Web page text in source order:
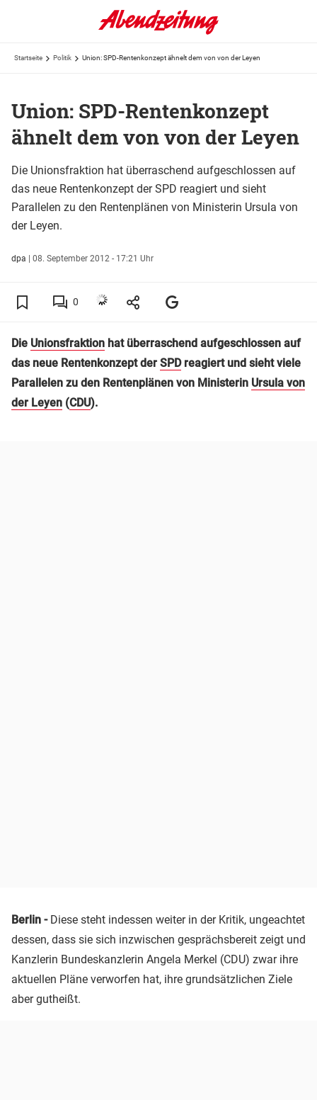
Startseite Politik Union: SPD-Rentenkonzept ähnelt dem von von der Leyen
Union: SPD-Rentenkonzept
ähnelt dem von von der Leyen
Die Unionsfraktion hat überraschend aufgeschlossen auf
das neue Rentenkonzept der SPD reagiert und sieht
Parallelen zu den Rentenplänen von Ministerin Ursula von
der Leyen.
dpa | 08. September 2012 - 17:21 Uhr
0
Die Unionsfraktion hat überraschend aufgeschlossen auf
das neue Rentenkonzept der SPDreagiert und sieht viele
Parallelen zu den Rentenplänen von Ministerin Ursula von
der Leyen (CDU).
Berlin - Diese steht indessen weiter in der Kritik, ungeachtet
dessen, dass sie sich inzwischen gesprächsbereit zeigt und
Kanzlerin Bundeskanzlerin Angela Merkel (CDU) zwar ihre
aktuellen Pläne verworfen hat, ihre grundsätzlichen Ziele
aber gutheißt.